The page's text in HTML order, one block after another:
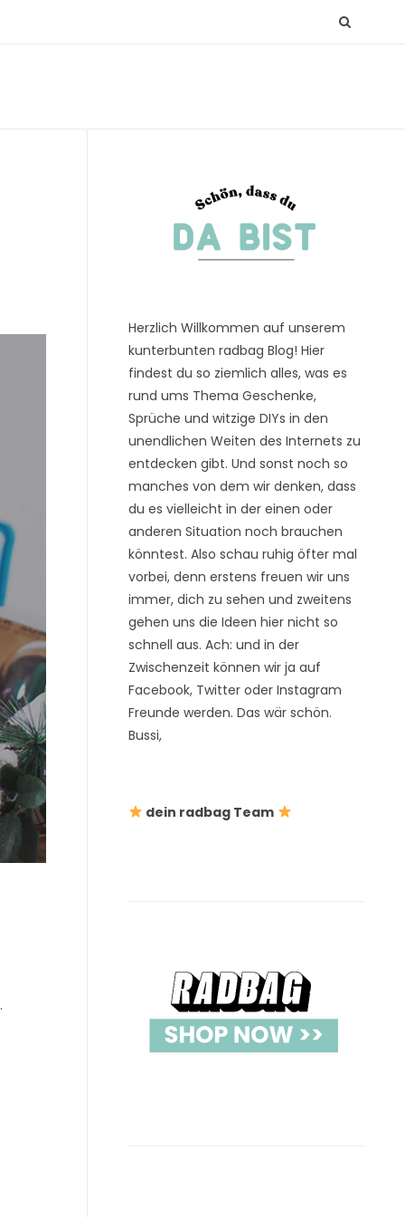
Herzlich Willkommen auf unserem
kunterbunten radbag Blog! Hier
findest du so ziemlich alles, was es
rund ums Thema Geschenke,
Sprüche und witzige DIYs in den
unendlichen Weiten des Internets zu
entdecken gibt. Und sonst noch so
manches von dem wir denken, dass
du es vielleicht in der einen oder
anderen Situation noch brauchen
könntest. Also schau ruhig öfter mal
vorbei, denn erstens freuen wir uns
immer, dich zu sehen und zweitens
gehen uns die Ideen hier nicht so
schnell aus. Ach: und in der
Zwischenzeit können wir ja auf
Facebook, Twitter oder Instagram
Freunde werden. Das wär schön.
Bussi,
dein radbag Team